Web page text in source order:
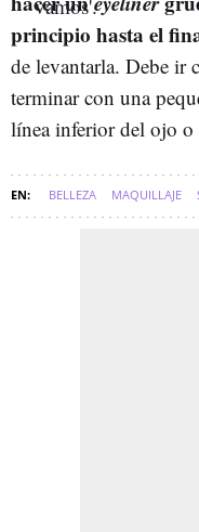
principio hasta el
de levantarla. Debe ir
terminar con una
línea inferior del ojo o
BELLEZA MAQUILLAJE